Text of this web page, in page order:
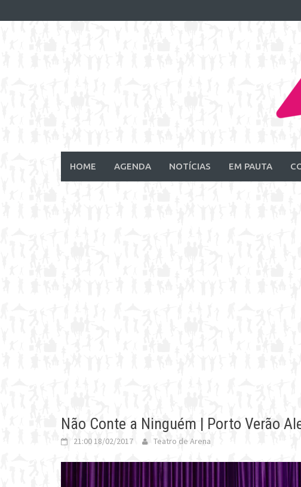
to
HOME AGENDA NOTÍCIAS EM PAUTA
Não Conte a Ninguém | Porto Verão
21:00 18/02/2017 Teatro de Arena